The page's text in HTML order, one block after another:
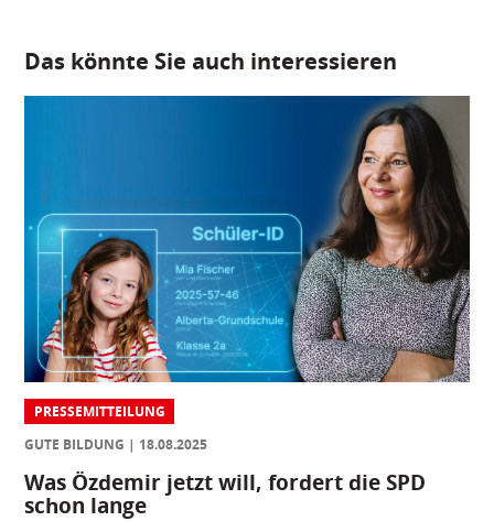
Das könnte Sie auch interessieren
PRESSEMITTEILUNG
GUTE BILDUNG
18.08.2025
Was Özdemir jetzt will, fordert die SPD
schon lange